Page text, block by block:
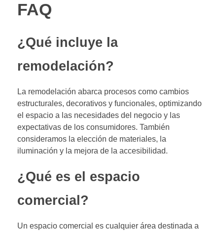
FAQ
¿Qué incluye la
remodelación?
La remodelación abarca procesos como cambios
estructurales, decorativos y funcionales, optimizando
el espacio a las necesidades del negocio y las
expectativas de los consumidores. También
consideramos la elección de materiales, la
iluminación y la mejora de la accesibilidad.
¿Qué es el espacio
comercial?
Un espacio comercial es cualquier área destinada a